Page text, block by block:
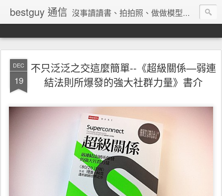
bestguy 通信 沒事讀讀書、拍拍照、做做模型、收集玩具與老相機的網路業老兵
DEC
19
不只泛泛之交這麼簡單--《超級關係—弱連
結法則所爆發的強大社群力量》書介